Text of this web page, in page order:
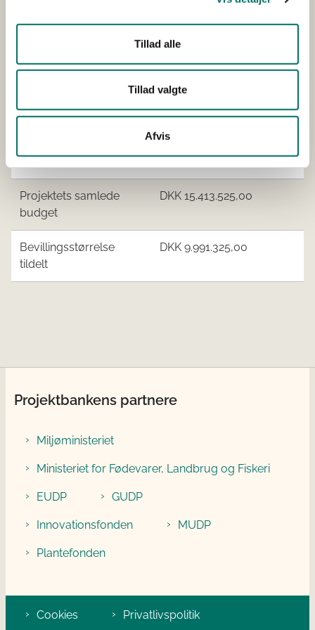
Tillad alle
Tillad valgte
Afvis
Norconsult A/S
AARHUS VAND A/S
HERNING VAND HOLDING
HEDEDANMARK A/S
EUROFINS STEINS
FONDEN DANSK
STANDARD
Projektets samlede
budget
DKK 15.413.525,00
Bevillingsstørrelse
tildelt
DKK 9.991.325,00
Projektbankens partnere
Miljøministeriet
Ministeriet for Fødevarer, Landbrug og Fiskeri
EUDP GUDP
Innovationsfonden MUDP
Plantefonden
Cookies Privatlivspolitik